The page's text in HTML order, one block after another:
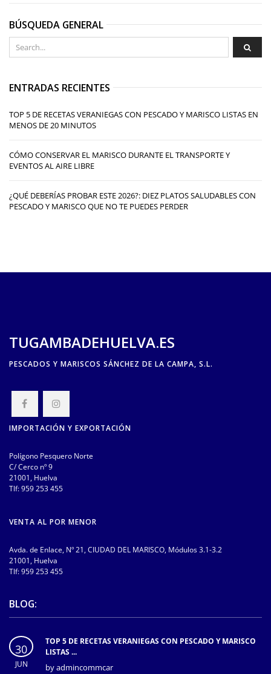
BÚSQUEDA GENERAL
ENTRADAS RECIENTES
TOP 5 DE RECETAS VERANIEGAS CON PESCADO Y MARISCO LISTAS EN
MENOS DE 20 MINUTOS
CÓMO CONSERVAR EL MARISCO DURANTE EL TRANSPORTE Y
EVENTOS AL AIRE LIBRE
¿QUÉ DEBERÍAS PROBAR ESTE 2026?: DIEZ PLATOS SALUDABLES CON
PESCADO Y MARISCO QUE NO TE PUEDES PERDER
TUGAMBADEHUELVA.ES
PESCADOS Y MARISCOS SÁNCHEZ DE LA CAMPA, S.L.
IMPORTACIÓN Y EXPORTACIÓN
Polígono Pesquero Norte
C/ Cerco nº 9
21001, Huelva
Tlf:959 253 455
VENTA AL POR MENOR
Avda. de Enlace, Nº 21, CIUDAD DEL MARISCO, Módulos 3.1-3.2
21001, Huelva
Tlf:959 253 455
BLOG:
30
JUN
TOP 5 DE RECETAS VERANIEGAS CON PESCADO Y MARISCO
LISTAS ...
byadmincommcar